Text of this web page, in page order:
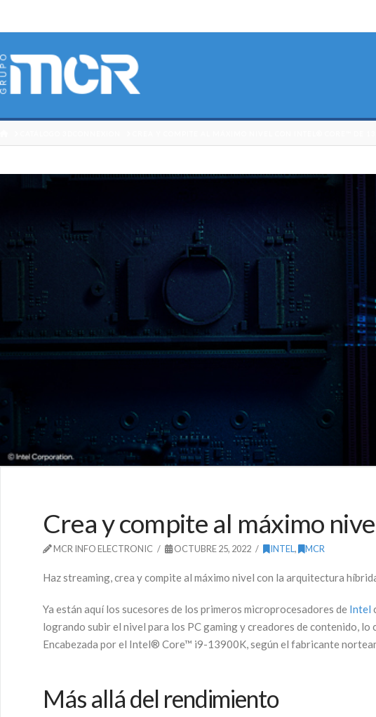
Crea y compite al máximo
MCR INFO ELECTRONIC OCTUBRE 25, 2022 INTEL, MCR
Haz streaming, crea y compite al máximo nivel con la arquitectura
Ya están aquí los sucesores de los primeros microprocesadores de Intel
logrando subir el nivel para los PC gaming y creadores de contenido, lo
Encabezada por el Intel® Core™ i9-13900K, según el fabricante
Más allá del rendimiento